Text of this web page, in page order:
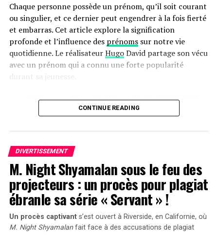
Chaque personne possède un prénom, qu’il soit courant
ou singulier, et ce dernier peut engendrer à la fois fierté
et embarras. Cet article explore la signification
profonde et l’influence des prénomssur notre vie
quotidienne. Le réalisateurHugoDavid partage son vécu
avec un prénom qui a connu une forte popularité
durant sa jeunesse.
une Naissance Sous le Signe de la Célébrité
Hugo David est né en 2000 àTours, une époque où le
prénom Hugo était en plein essor. Ses parents, Caroline
Enzo, également très en vogue à cette période. « Je
pense que mes parents ont opté pour un prénom parmi
les plus répandus en France plutôt qu’en hommage à
Victor Hugo », confie-t-il.
Une Enfance Entourée d’Autres « Hugo »
Dès son plus jeune âge, Hugo se retrouve entouré
CONTINUE READING
DIVERTISSEMENT
M. Night Shyamalan sous le feu des
projecteurs : un procès pour plagiat
ébranle sa série « Servant » !
Un procès captivants’est ouvert à Riverside, en Californie, où
M. Night Shyamalanfait face à des accusations de plagiat